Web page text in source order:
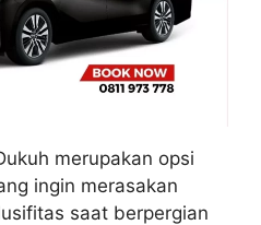
merupakan opsi
ingin merasakan
saat berpergian